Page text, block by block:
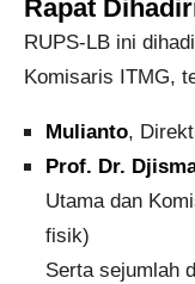
Rapat
RUPS-LB ini
Komisaris ITMG,
Mulianto,
Prof. Dr.
Utama dan
fisik)
Serta sejumlah